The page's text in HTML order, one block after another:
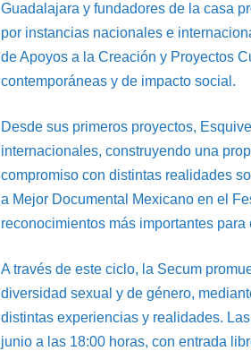
Guadalajara y fundadores de la casa
por instancias nacionales e
de Apoyos a la Creación y Proyectos
contemporáneas y de impacto social.
Desde sus primeros proyectos,
internacionales, construyendo una
compromiso con distintas realidades
a Mejor Documental Mexicano en el
reconocimientos más importantes
A través de este ciclo, la Secum
diversidad sexual y de género,
distintas experiencias y realidades.
junio a las 18:00 horas, con entrada